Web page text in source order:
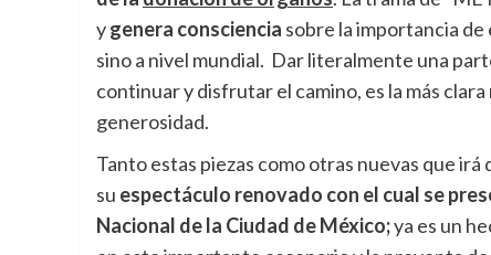
ygenera consciencia sobre la importancia
sino a nivel mundial. Dar literalmente una
continuar y disfrutar el camino, es la más
generosidad.
Tanto estas piezas como otras nuevas que
su espectáculo renovado con el cual se
Nacional de la Ciudad de México;ya es un